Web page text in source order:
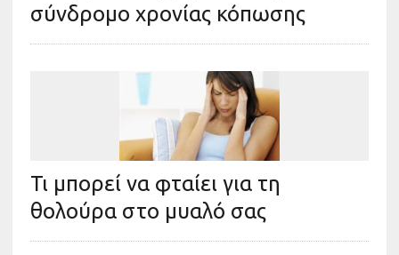
σύνδρομο χρονίας κόπωσης
Τι μπορεί να φταίει για τη
θολούρα στο μυαλό σας